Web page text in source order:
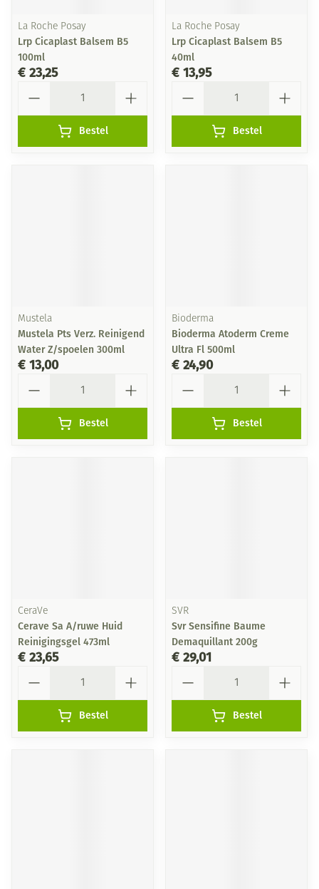
La Roche Posay
Lrp Cicaplast Balsem B5
100ml
€ 23,25
Bestel
La Roche Posay
Lrp Cicaplast Balsem B5
40ml
€ 13,95
Bestel
Mustela
Mustela Pts Verz. Reinigend
Water Z/spoelen 300ml
€ 13,00
Bestel
Bioderma
Bioderma Atoderm Creme
Ultra Fl 500ml
€ 24,90
Bestel
CeraVe
Cerave Sa A/ruwe Huid
Reinigingsgel 473ml
€ 23,65
Bestel
SVR
Svr Sensifine Baume
Demaquillant 200g
€ 29,01
Bestel